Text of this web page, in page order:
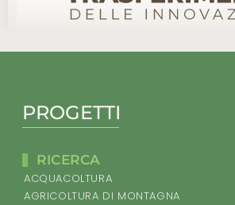
PROGETTI
RICERCA
ACQUACOLTURA
AGRICOLTURA DI MONTAGNA